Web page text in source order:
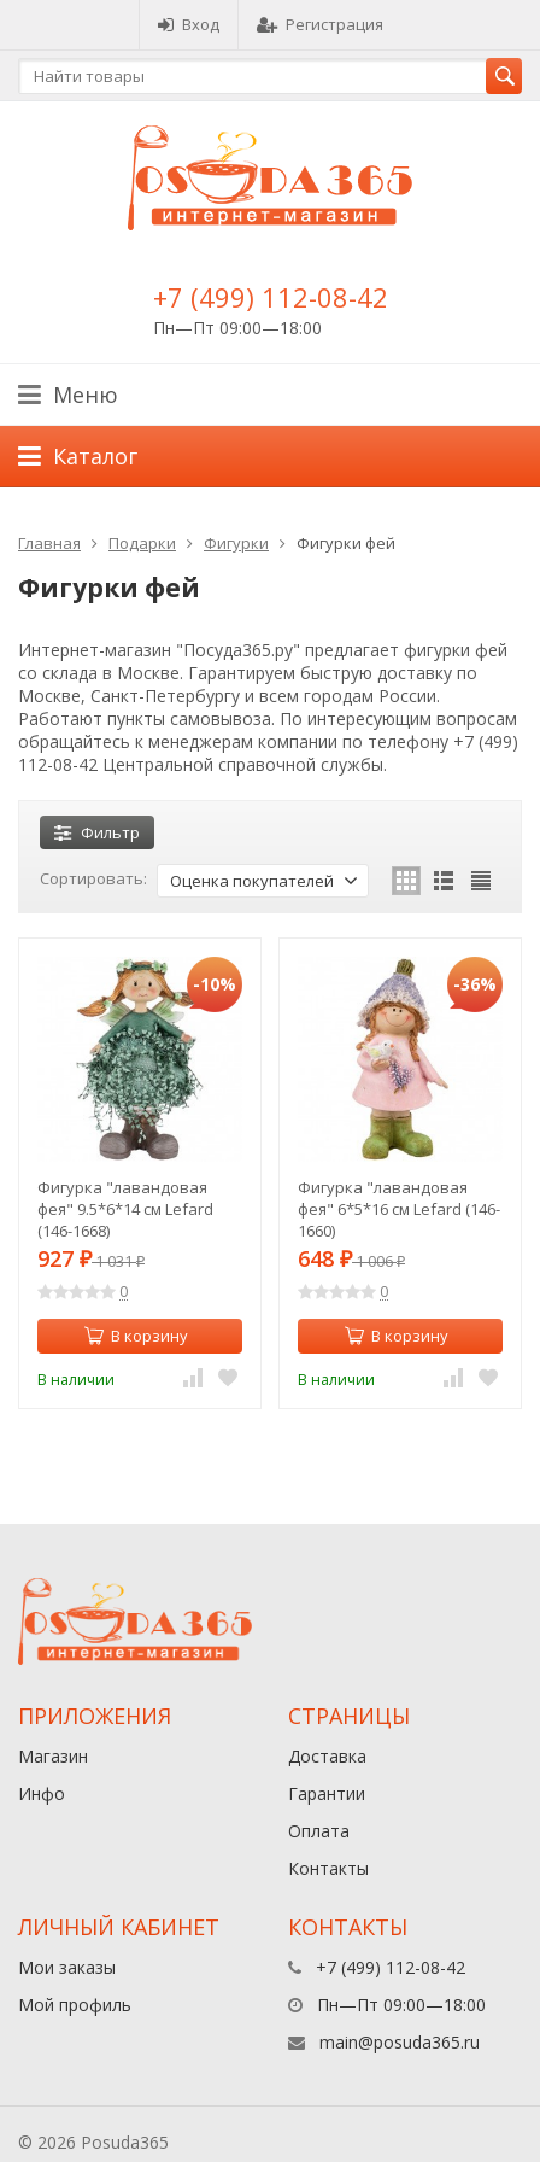
Вход Регистрация
+7 (499) 112-08-42
Пн—Пт 09:00—18:00
Меню
Каталог
Главная Подарки Фигурки Фигурки фей
Фигурки фей
Интернет-магазин "Посуда365.ру" предлагает фигурки фей
со склада в Москве. Гарантируем быструю доставку по
Москве, Санкт-Петербургу и всем городам России.
Работают пункты самовывоза. По интересующим вопросам
обращайтесь к менеджерам компании по телефону +7 (499)
112-08-42 Центральной справочной службы.
Фильтр
Сортировать: Оценка покупателей
-10%
Фигурка "лавандовая
фея" 9.5*6*14 см Lefard
(146-1668)
927 ₽1 031₽
0
В корзину
В наличии
-36%
Фигурка "лавандовая
фея" 6*5*16 см Lefard (146-
1660)
648 ₽1 006₽
0
В корзину
В наличии
ПРИЛОЖЕНИЯ
Магазин
Инфо
СТРАНИЦЫ
Доставка
Гарантии
Оплата
Контакты
ЛИЧНЫЙ КАБИНЕТ
Мои заказы
Мой профиль
КОНТАКТЫ
+7 (499) 112-08-42
Пн—Пт 09:00—18:00
main@posuda365.ru
© 2026 Posuda365